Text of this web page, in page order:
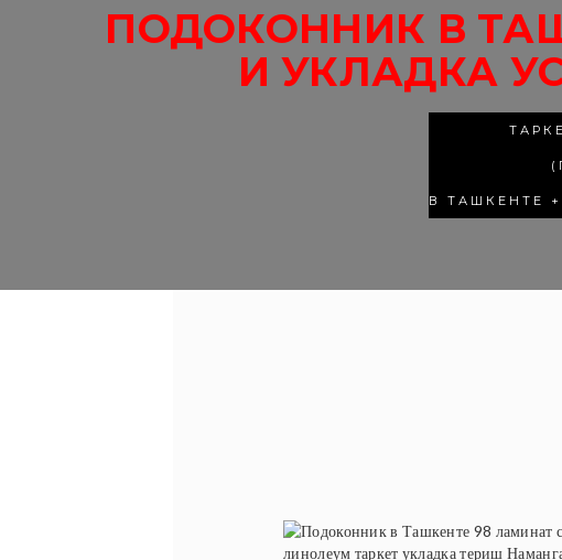
ПОДОКОННИК В
И УКЛАДКА
В ТАШКЕНТЕ